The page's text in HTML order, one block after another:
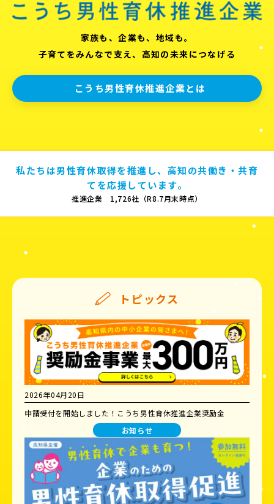
家族も、企業も、地域も。
子育てをみんなで支え、高知の未来につなげる
こうち男性育休推進企業とは
私たちは男性育休取得を推進し、高知の共働き・共育
てを応援しています。
推進企業 1,726社（R8.7月末時点）
トピックス
2026年04月20日
申請受付を開始しました！こうち男性育休推進企業奨励金
お知らせ